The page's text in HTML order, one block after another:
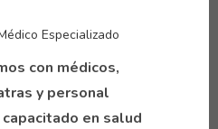
Especializado
con médicos,
y personal
en salud